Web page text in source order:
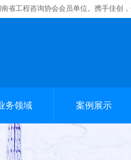
工程咨询协会会员单位。携手佳创，
务领域 案例展示